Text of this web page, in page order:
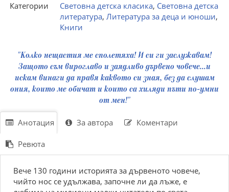
Категории
Световна детска класика, Световна детска
литература, Литература за деца и юноши,
Книги
"Колко нещастия ме сполетяха! И си ги заслужавам!
Защото съм вироглаво и заядливо дървено човече...и
искам винаги да правя каквото си зная, без да слушам
ония, които ме обичат и които са хиляди пъти по-умни
от мен!"
Анотация За автора Коментари
Ревюта
Вече 130 години историята за дървеното човече,
чийто нос се удължава, започне ли да лъже, е